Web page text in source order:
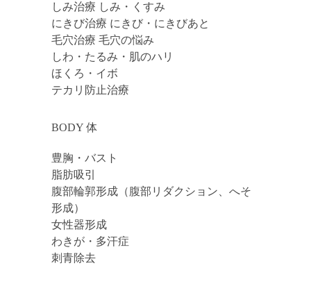
しみ治療 しみ・くすみ
にきび治療 にきび・にきびあと
毛穴治療 毛穴の悩み
しわ・たるみ・肌のハリ
ほくろ・イボ
テカリ防止治療
BODY 体
豊胸・バスト
脂肪吸引
腹部輪郭形成（腹部リダクション、へそ
形成）
女性器形成
わきが・多汗症
刺青除去